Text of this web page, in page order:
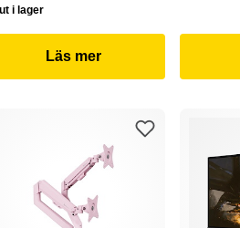
i lager
Läs mer